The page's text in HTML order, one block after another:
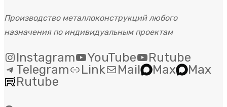
Производство металлоконструкций любого
назначения по индивидуальным проектам
Instagram YouTube
Rutube
Telegram
Link Mail Max
Max
Rutube